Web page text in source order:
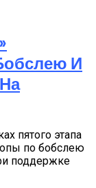
И
пятого этапа
по бобслею
поддержке